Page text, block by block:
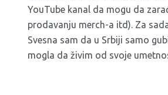
YouTube kanal da mogu da
prodavanju merch-a itd). Za
Svesna sam da u Srbiji samo
mogla da živim od svoje